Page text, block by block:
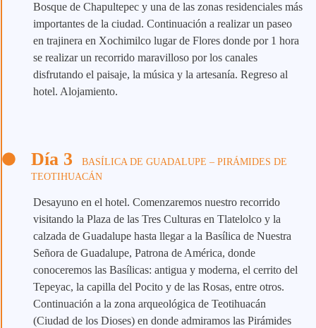
Bosque de Chapultepec y una de las zonas residenciales más
importantes de la ciudad. Continuación a realizar un paseo
en trajinera en Xochimilco lugar de Flores donde por 1 hora
se realizar un recorrido maravilloso por los canales
disfrutando el paisaje, la música y la artesanía. Regreso al
hotel. Alojamiento.
Día 3
BASÍLICA DE GUADALUPE – PIRÁMIDES DE
TEOTIHUACÁN
Desayuno en el hotel. Comenzaremos nuestro recorrido
visitando la Plaza de las Tres Culturas en Tlatelolco y la
calzada de Guadalupe hasta llegar a la Basílica de Nuestra
Señora de Guadalupe, Patrona de América, donde
conoceremos las Basílicas: antigua y moderna, el cerrito del
Tepeyac, la capilla del Pocito y de las Rosas, entre otros.
Continuación a la zona arqueológica de Teotihuacán
(Ciudad de los Dioses) en donde admiramos las Pirámides